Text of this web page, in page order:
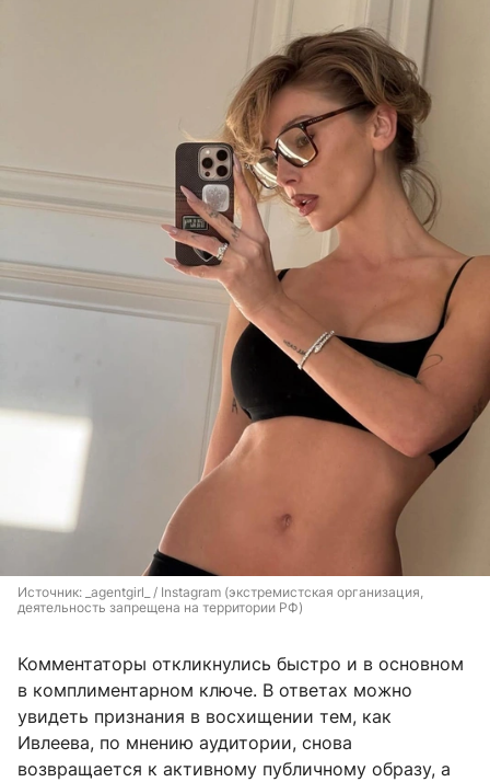
Источник: _agentgirl_ / Instagram (экстремистская организация,
деятельность запрещена на территории РФ)
Комментаторы откликнулись быстро и в основном
в комплиментарном ключе. В ответах можно
увидеть признания в восхищении тем, как
Ивлеева, по мнению аудитории, снова
возвращается к активному публичному образу, а